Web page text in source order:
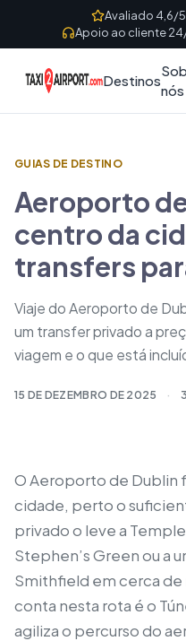
Skip to contentAvaliado 4,6/5
Apoio ao cliente
Destinos
nós
GUIAS DE DESTINO
Aeroporto
centro da
transfers
Viaje do Aeroporto de
um transfer privado a
viagem e o que está
15 DE DEZEMBRO DE 2025 ·
O Aeroporto de Dublin
cidade, perto o
privado o leve a
Stephen’s Green ou a
Smithfield em cerca de
conta nesta rota é o
agiliza o percurso do